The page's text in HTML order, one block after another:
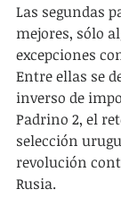
Las segundas
mejores, sólo
excepciones
Entre ellas se
inverso de
Padrino 2, el
selección
revolución
Rusia.